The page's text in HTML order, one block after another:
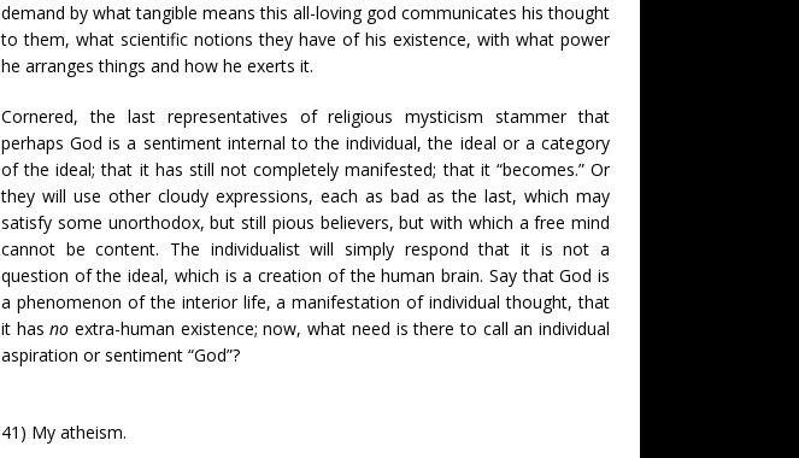
demand by what tangible means this all-loving god communicates his thought
to them, what scientific notions they have of his existence, with what power
he arranges things and how he exerts it.
Cornered, the last representatives of religious mysticism stammer that
perhaps God is a sentiment internal to the individual, the ideal or a category
of the ideal; that it has still not completely manifested; that it “becomes.” Or
they will use other cloudy expressions, each as bad as the last, which may
satisfy some unorthodox, but still pious believers, but with which a free mind
cannot be content. The individualist will simply respond that it is not a
question of the ideal, which is a creation of the human brain. Say that God is
a phenomenon of the interior life, a manifestation of individual thought, that
it hasno extra-human existence; now, what need is there to call an individual
aspiration or sentiment “God”?
41) My atheism.